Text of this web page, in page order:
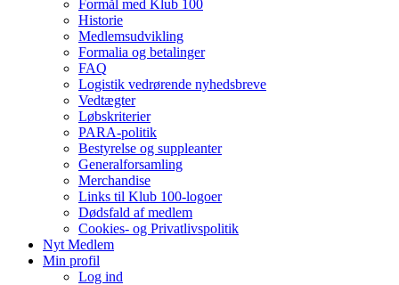
Formål med Klub 100
Historie
Medlemsudvikling
Formalia og betalinger
FAQ
Logistik vedrørende nyhedsbreve
Vedtægter
Løbskriterier
PARA-politik
Bestyrelse og suppleanter
Generalforsamling
Merchandise
Links til Klub 100-logoer
Dødsfald af medlem
Cookies- og Privatlivspolitik
Nyt Medlem
Min profil
Log ind